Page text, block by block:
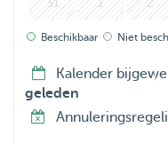
31 1 2
Beschikbaar Niet
Kalender
geleden